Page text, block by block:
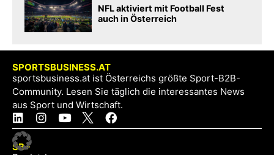
NFL aktiviert mit Football Fest
auch in Österreich
SPORTSBUSINESS.AT
sportsbusiness.at ist Österreichs größte Sport-B2B-
Community. Lesen Sie täglich die interessantes News
aus Sport und Wirtschaft.
SB+